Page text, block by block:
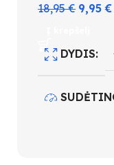
18,95€ 9,95€
DYDIS